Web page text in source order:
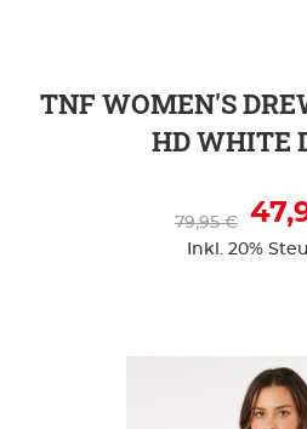
TNF WOMEN'S
HD WHITE
79,95 €
Inkl. 20%